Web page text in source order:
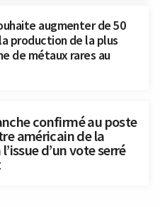
augmenter de 50
production de la plus
de métaux rares au
confirmé au poste
américain de la
d’un vote serré